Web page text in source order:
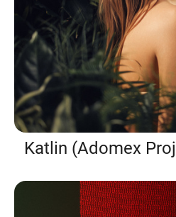
Katlin (Adomex